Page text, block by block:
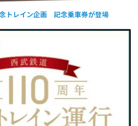
トレイン企画 記念乗車券が登場